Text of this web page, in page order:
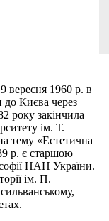
вересня 1960 р. в
до Києва через
року закінчила
ім. Т.
тему «Естетична
р. є старшою
НАН України.
ім. П.